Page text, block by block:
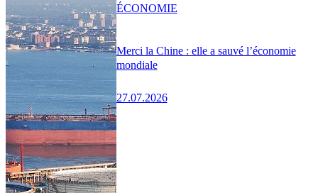
Merci la Chine : elle a sauvé l’économie
mondiale
27.07.2026
ÉCONOMIE